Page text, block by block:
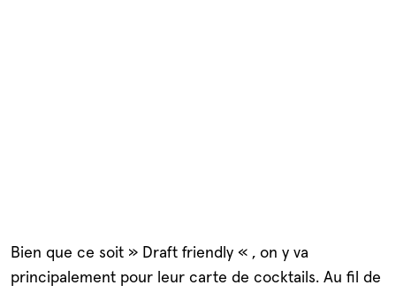
Bien que ce soit » Draft friendly « , on y va
principalement pour leur carte de cocktails. Au fil de